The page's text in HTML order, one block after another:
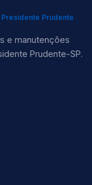
Prudente
e manutenções
Prudente-SP.